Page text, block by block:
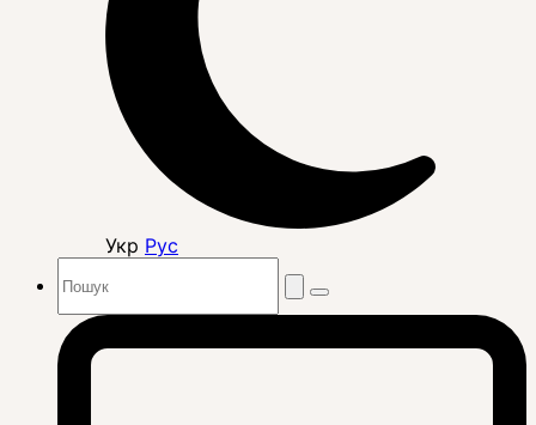
Укр Рус